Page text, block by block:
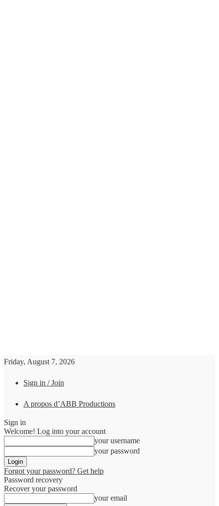
Friday, August 7, 2026
Sign in / Join
A propos d’ABB Productions
Sign in
Welcome! Log into your account
your username
your password
Forgot your password? Get help
Password recovery
Recover your password
your email